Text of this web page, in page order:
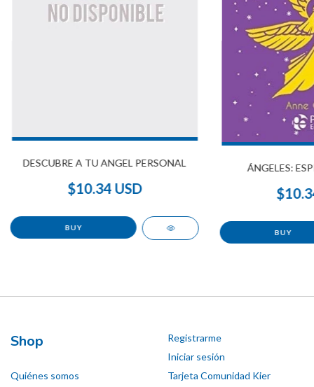
DESCUBRE A TU ANGEL PERSONAL
$10.34 USD
ÁNGELES:
Shop
Quiénes somos
Registrarme
Iniciar sesión
Tarjeta Comunidad Kier